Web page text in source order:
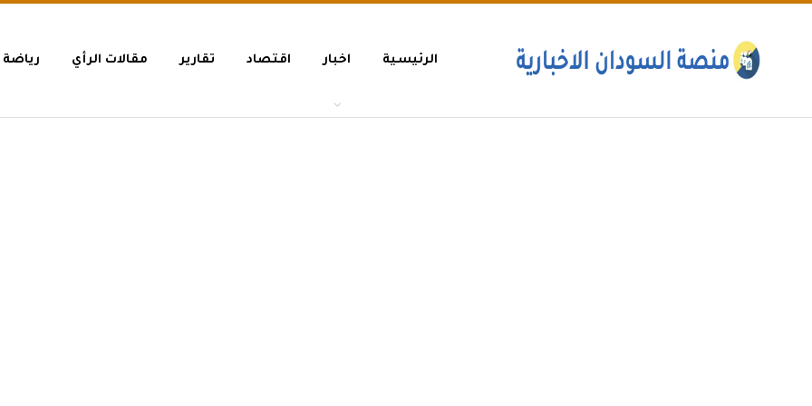
الرئيسية اخبار اقتصاد تقارير مقالات الرأي رياضة